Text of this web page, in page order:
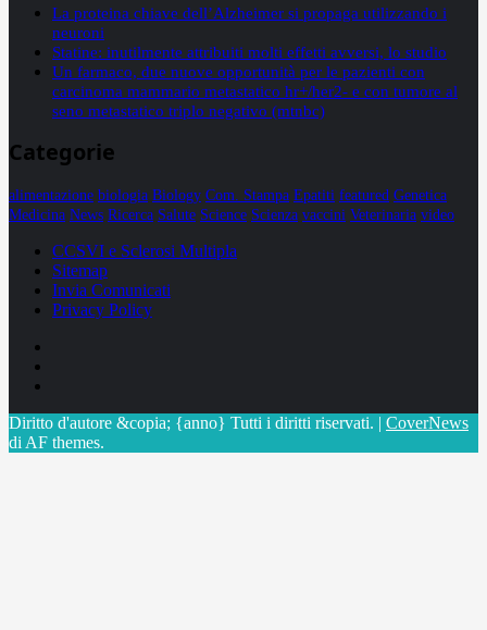
La proteina chiave dell’Alzheimer si propaga utilizzando i
neuroni
Statine: inutilmente attribuiti molti effetti avversi, lo studio
Un farmaco, due nuove opportunità per le pazienti con
carcinoma mammario metastatico hr+/her2- e con tumore al
seno metastatico triplo negativo (mtnbc)
Categorie
alimentazione biologia Biology Com. Stampa Epatiti featured Genetica
Medicina News Ricerca Salute Science Scienza vaccini Veterinaria video
CCSVI e Sclerosi Multipla
Sitemap
Invia Comunicati
Privacy Policy
Diritto d'autore &copia; {anno} Tutti i diritti riservati. | CoverNews
di AF themes.